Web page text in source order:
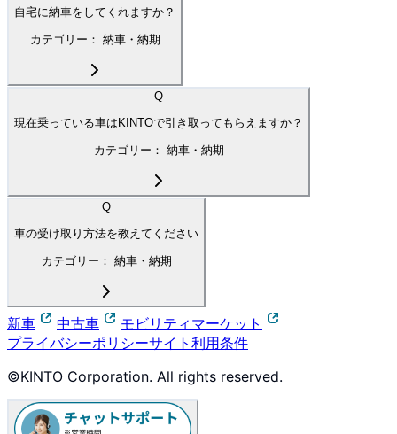
自宅に納車をしてくれますか？
カテゴリー： 納車・納期
Q
現在乗っている車はKINTOで引き取ってもらえますか？
カテゴリー： 納車・納期
Q
車の受け取り方法を教えてください
カテゴリー： 納車・納期
新車 中古車
モビリティマーケット
プライバシーポリシーサイト利用条件
©KINTO Corporation. All rights reserved.